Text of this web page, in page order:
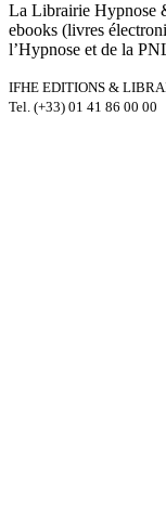
La Librairie Hypnose
ebooks (livres
l’Hypnose et de la
IFHE EDITIONS &
Tel. (+33) 01 41 86 00 00